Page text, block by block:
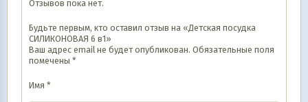
Отзывов пока нет.
Будьте первым, кто оставил отзыв на «Детская посудка
СИЛИКОНОВАЯ 6 в1»
Ваш адрес email не будет опубликован. Обязательные поля
помечены *
Имя *